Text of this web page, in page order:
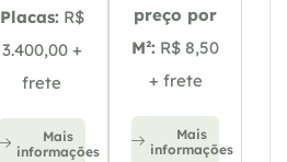
Placas: R$
3.400,00 +
frete
Mais
informações
preço por
M²: R$ 8,50
+ frete
Mais
informações